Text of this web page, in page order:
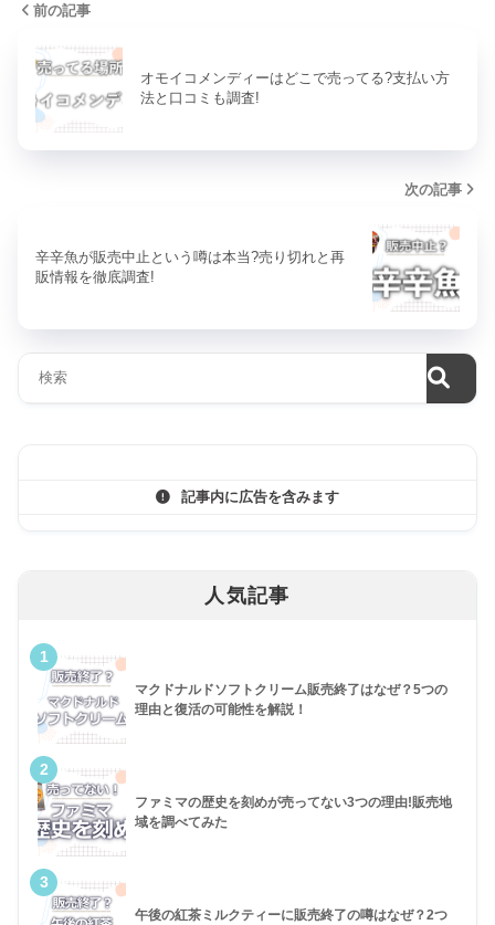
前の記事
オモイコメンディーはどこで売ってる?支払い方
法と口コミも調査!
次の記事
辛辛魚が販売中止という噂は本当?売り切れと再
販情報を徹底調査!
記事内に広告を含みます
人気記事
1
マクドナルドソフトクリーム販売終了はなぜ？5つの
理由と復活の可能性を解説！
2
ファミマの歴史を刻めが売ってない3つの理由!販売地
域を調べてみた
3
午後の紅茶ミルクティーに販売終了の噂はなぜ？2つ